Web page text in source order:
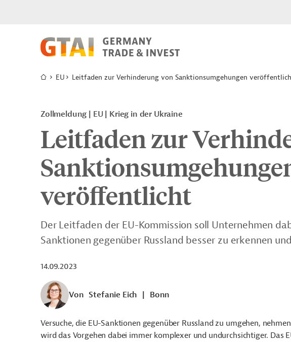
EU Leitfaden zur Verhinderung von Sanktionsumgehungen
Zollmeldung EU Krieg in der Ukraine
Leitfaden zur
veröffentlicht
Der Leitfaden der EU-Kommission soll Unternehmen
Sanktionen gegenüber Russland besser zu erkennen
14.09.2023
Von Stefanie Eich Bonn
Versuche, die EU-Sanktionen gegenüber Russland zu umgehen,
wird das Vorgehen dabei immer komplexer und undurchsichtiger. Das